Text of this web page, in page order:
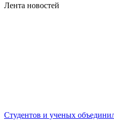
Лента новостей
Студентов и ученых